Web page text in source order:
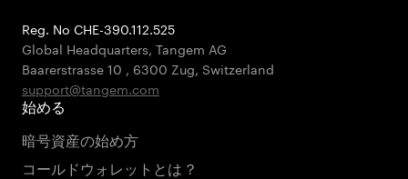
Reg. No CHE-390.112.525
Global Headquarters, Tangem AG
Baarerstrasse 10 , 6300 Zug, Switzerland
support@tangem.com
始める
暗号資産の始め方
コールドウォレットとは？